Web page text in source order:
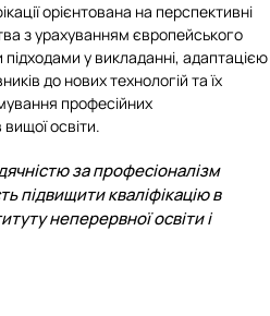
орієнтована на перспективні
з урахуванням європейського
підходами у викладанні, адаптацією
до нових технологій та їх
професійних
освіти.
за професіоналізм
підвищити кваліфікацію в
неперервної освіти і